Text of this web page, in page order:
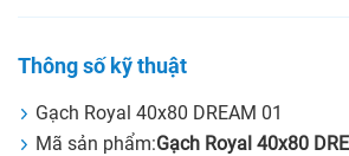
Thông số kỹ thuật
Gạch Royal 40x80 DREAM 01
Mã sản phẩm:Gạch Royal 40x80